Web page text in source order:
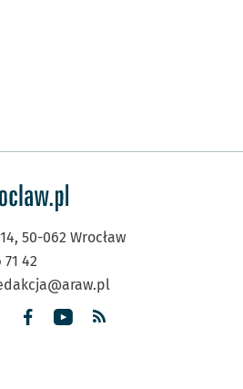
Oporów NŻPrzystanek
Wiejska
50-062 Wrocław
71 42